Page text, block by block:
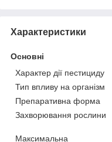
Характеристики
Основні
Характер дії пестициду
Тип впливу на організм
Препаративна форма
Захворювання рослини
Максимальна